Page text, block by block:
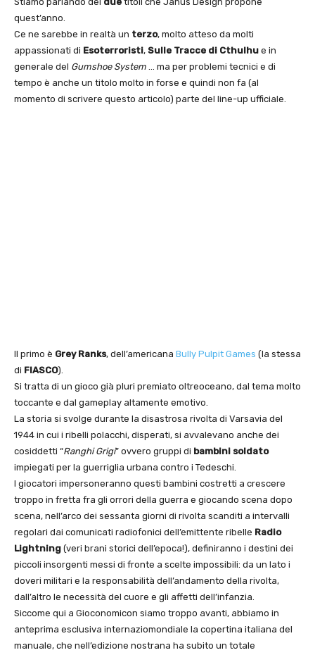
quest’anno.
Ce ne sarebbe in realtà un terzo, molto atteso da molti
appassionati di Esoterroristi, Sulle Tracce di Cthulhu e in
generale del Gumshoe System … ma per problemi tecnici e di
tempo è anche un titolo molto in forse e quindi non fa (al
momento di scrivere questo articolo) parte del line-up ufficiale.
Il primo è Grey Ranks, dell’americana Bully Pulpit Games (la stessa
di FIASCO).
Si tratta di un gioco già pluri premiato oltreoceano, dal tema molto
toccante e dal gameplay altamente emotivo.
La storia si svolge durante la disastrosa rivolta di Varsavia del
1944 in cui i ribelli polacchi, disperati, si avvalevano anche dei
cosiddetti “Ranghi Grigi” ovvero gruppi di bambini soldato
impiegati per la guerriglia urbana contro i Tedeschi.
I giocatori impersoneranno questi bambini costretti a crescere
troppo in fretta fra gli orrori della guerra e giocando scena dopo
scena, nell’arco dei sessanta giorni di rivolta scanditi a intervalli
regolari dai comunicati radiofonici dell’emittente ribelle Radio
Lightning (veri brani storici dell’epoca!), definiranno i destini dei
piccoli insorgenti messi di fronte a scelte impossibili: da un lato i
doveri militari e la responsabilità dell’andamento della rivolta,
dall’altro le necessità del cuore e gli affetti dell’infanzia.
Siccome qui a Gioconomicon siamo troppo avanti, abbiamo in
anteprima esclusiva internaziomondiale la copertina italiana del
manuale, che nell’edizione nostrana ha subito un totale